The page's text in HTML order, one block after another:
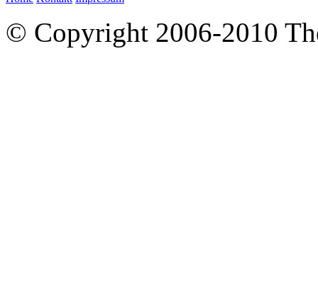
© Copyright 2006-2010